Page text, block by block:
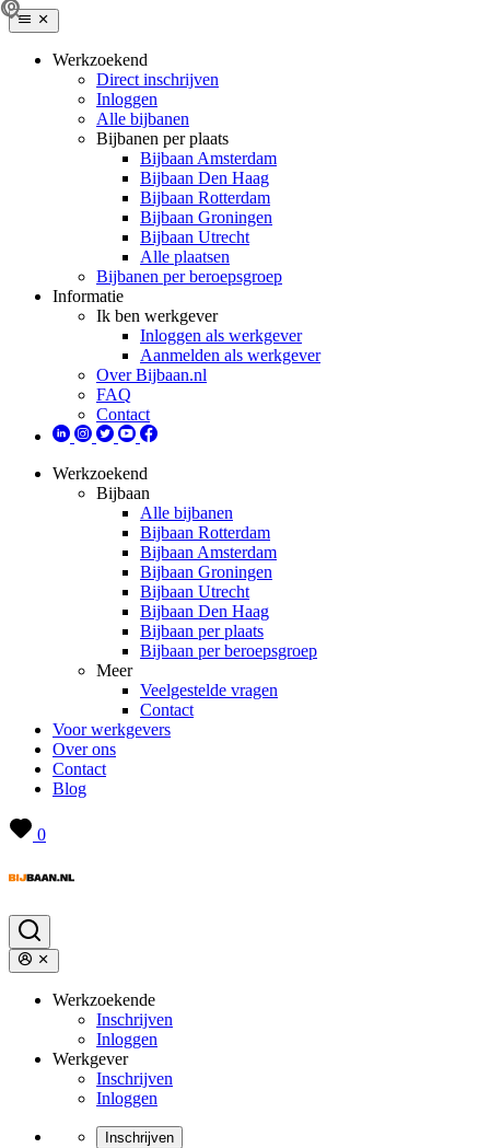
Werkzoekend
Direct inschrijven
Inloggen
Alle bijbanen
Bijbanen per plaats
Bijbaan Amsterdam
Bijbaan Den Haag
Bijbaan Rotterdam
Bijbaan Groningen
Bijbaan Utrecht
Alle plaatsen
Bijbanen per beroepsgroep
Informatie
Ik ben werkgever
Inloggen als werkgever
Aanmelden als werkgever
Over Bijbaan.nl
FAQ
Contact
Werkzoekend
Bijbaan
Alle bijbanen
Bijbaan Rotterdam
Bijbaan Amsterdam
Bijbaan Groningen
Bijbaan Utrecht
Bijbaan Den Haag
Bijbaan per plaats
Bijbaan per beroepsgroep
Meer
Veelgestelde vragen
Contact
Voor werkgevers
Over ons
Contact
Blog
0
Werkzoekende
Inschrijven
Inloggen
Werkgever
Inschrijven
Inloggen
Inschrijven